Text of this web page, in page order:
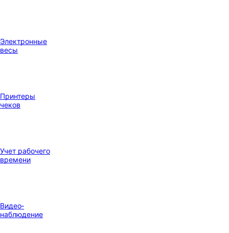
Электронные
весы
Принтеры
чеков
Учет рабочего
времени
Видео‑
наблюдение